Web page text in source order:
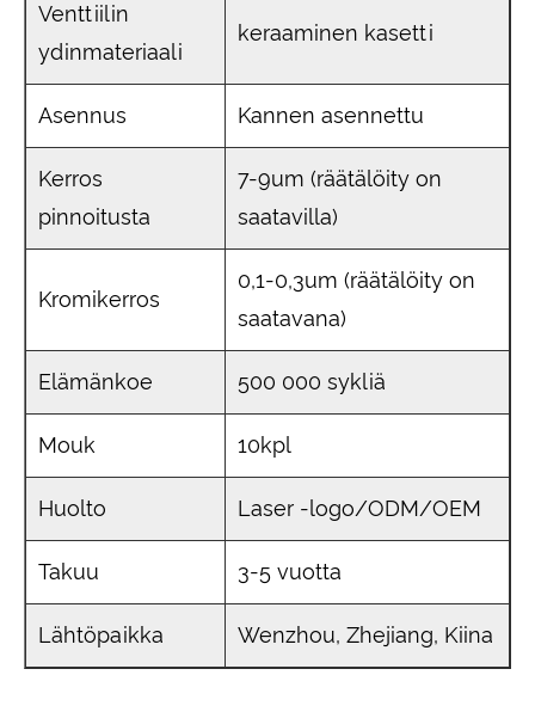
Venttiilin
ydinmateriaali
keraaminen kasetti
Asennus Kannen asennettu
Kerros
pinnoitusta
7-9um (räätälöity on
saatavilla)
Kromikerros
0,1-0,3um (räätälöity on
saatavana)
Elämänkoe 500 000 sykliä
Mouk 10kpl
Huolto Laser -logo/ODM/OEM
Takuu 3-5 vuotta
Lähtöpaikka Wenzhou, Zhejiang, Kiina